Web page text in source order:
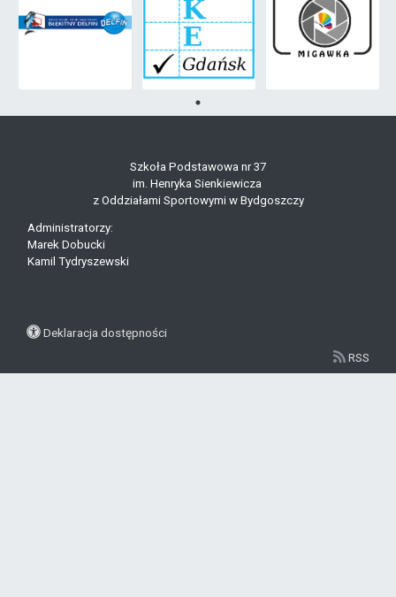
Szkoła Podstawowa nr 37
im. Henryka Sienkiewicza
z Oddziałami Sportowymi w Bydgoszczy
Administratorzy:
Marek Dobucki
Kamil Tydryszewski
Deklaracja dostępności
RSS